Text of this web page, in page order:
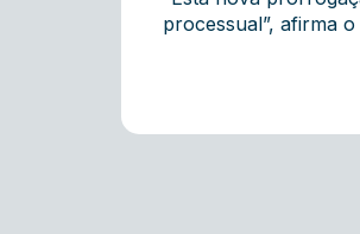
processual”, afirma